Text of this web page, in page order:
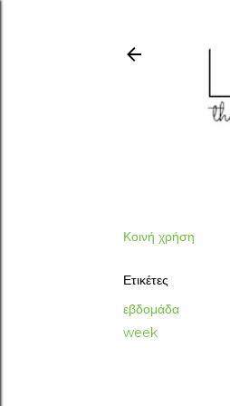
Κοινή χρήση
Ετικέτες
εβδομάδα
week